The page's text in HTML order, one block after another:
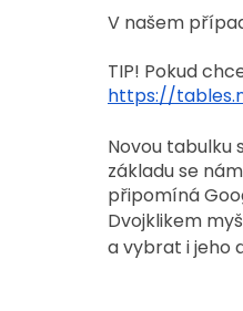
V našem
TIP! Pokud
https://
Novou tabulku
základu se
připomíná
Dvojklikem
a vybrat i jeho